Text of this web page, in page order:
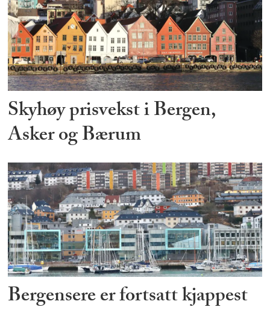
Skyhøy prisvekst i Bergen,
Asker og Bærum
Bergensere er fortsatt kjappest